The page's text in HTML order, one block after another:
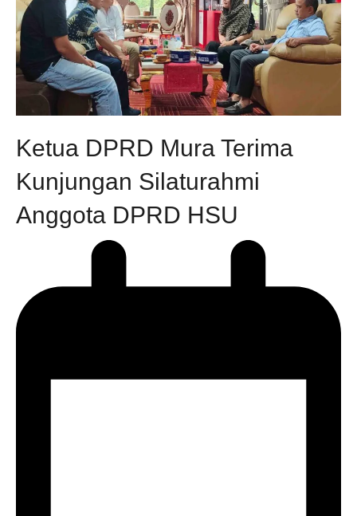
Ketua DPRD Mura Terima
Kunjungan Silaturahmi
Anggota DPRD HSU